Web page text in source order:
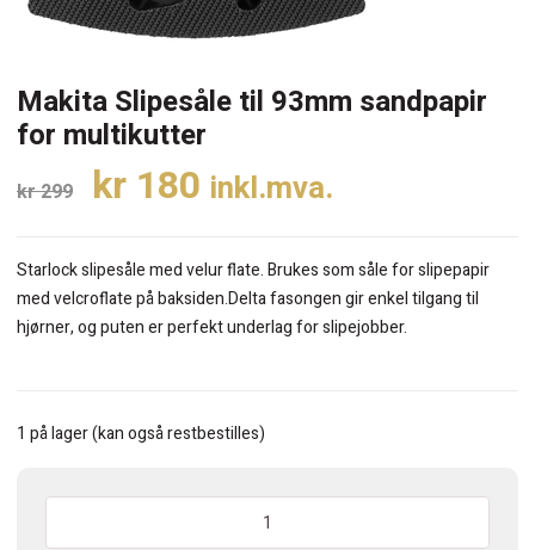
Makita Slipesåle til 93mm sandpapir
for multikutter
kr299 Opprinnelig
var:
kr 299.
kr 180 Nåværende
er:
kr 180.
inkl.mva.
Starlock slipesåle med velur flate. Brukes som såle for slipepapir
med velcroflate på baksiden.Delta fasongen gir enkel tilgang til
hjørner, og puten er perfekt underlag for slipejobber.
1 på lager (kan også restbestilles)